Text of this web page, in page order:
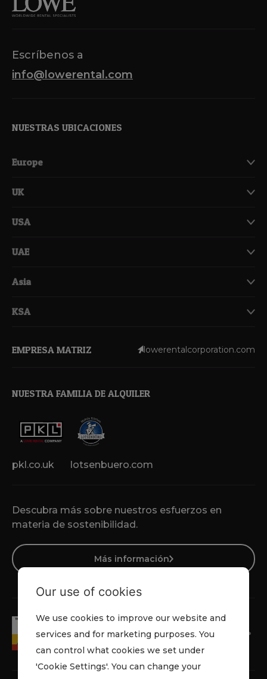
Escríbenos a
info@lowerental.com
NUESTRAS UBICACIONES
Europe
UK
USA
UAE
Asia
KSA
Descubra más sobre nuestros esfuerzos en
materia de sostenibilidad.
Más información
EMPRESA MATRIZ lowerentalcorporation.com
NUESTRA FAMILIA DE ALQUILER
pkl.co.uk lotsenbuero.com
Our use of cookies
We use cookies to improve our website and
services and for marketing purposes. You
can control what cookies we set under
'Cookie Settings'. You can change your